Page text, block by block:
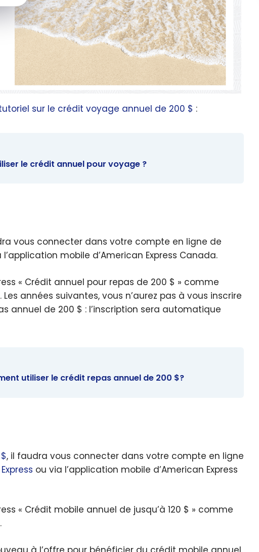
sur le crédit voyage annuel de 200 $ :
le crédit annuel pour voyage ?
vous connecter dans votre compte en ligne de
l’application mobile d’American Express Canada.
« Crédit annuel pour repas de 200 $ » comme
. Les années suivantes, vous n’aurez pas à vous inscrire
annuel de 200 $ : l’inscription sera automatique
utiliser le crédit repas annuel de 200 $?
, il faudra vous connecter dans votre compte en ligne
ou via l’application mobile d’American Express
« Crédit mobile annuel de jusqu’à 120 $ » comme
.